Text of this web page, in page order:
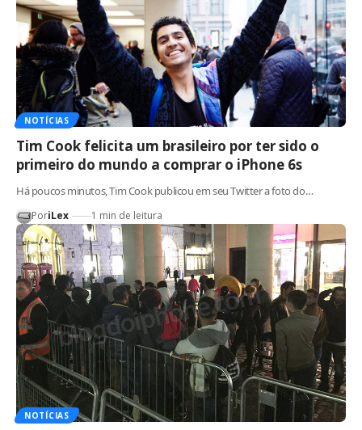
NOTÍCIAS
Tim Cook felicita um brasileiro por ter sido o
primeiro do mundo a comprar o iPhone 6s
Há poucos minutos, Tim Cook publicou em seu Twitter a foto do…
PoriLex 1 min de leitura
NOTÍCIAS